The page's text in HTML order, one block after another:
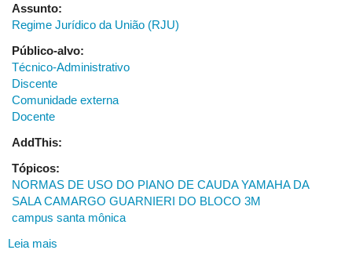
a
2027
Assunto:
Regime Jurídico da União (RJU)
Público-alvo:
Técnico-Administrativo
Discente
Comunidade externa
Docente
AddThis:
Tópicos:
NORMAS DE USO DO PIANO DE CAUDA YAMAHA DA
SALA CAMARGO GUARNIERI DO BLOCO 3M
campus santa mônica
Leia mais